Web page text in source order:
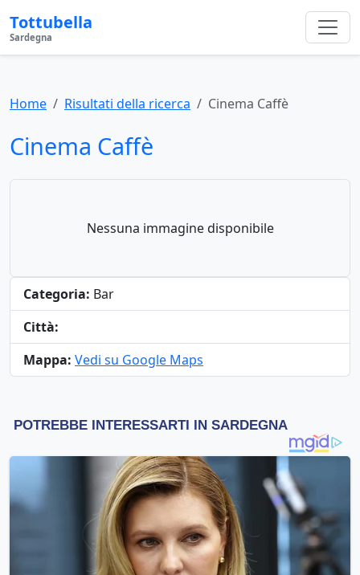
Tottubella
Sardegna
Home Risultati della ricerca Cinema Caffè
Cinema Caffè
Nessuna immagine disponibile
Categoria: Bar
Città:
Mappa: Vedi su Google Maps